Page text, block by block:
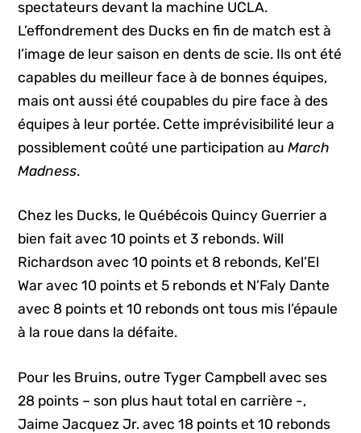
spectateurs devant la machine UCLA.
L’effondrement des Ducks en fin de match est à
l’image de leur saison en dents de scie. Ils ont été
capables du meilleur face à de bonnes équipes,
mais ont aussi été coupables du pire face à des
équipes à leur portée. Cette imprévisibilité leur a
possiblement coûté une participation auMarch
Madness.
Chez les Ducks, le Québécois Quincy Guerrier a
bien fait avec 10 points et 3 rebonds. Will
Richardson avec 10 points et 8 rebonds, Kel’El
War avec 10 points et 5 rebonds et N’Faly Dante
avec 8 points et 10 rebonds ont tous mis l’épaule
à la roue dans la défaite.
Pour les Bruins, outre Tyger Campbell avec ses
28 points – son plus haut total en carrière -,
Jaime Jacquez Jr. avec 18 points et 10 rebonds